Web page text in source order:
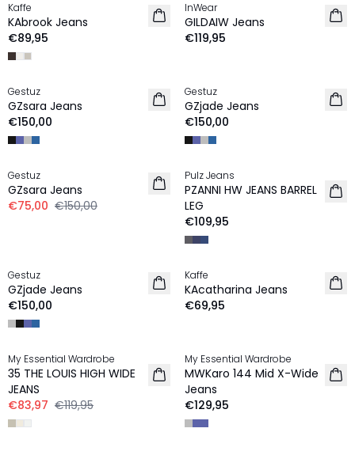
NEU
Kaffe
KAbrook Jeans
€89,95
NEU
InWear
GILDAIW Jeans
€119,95
NEU
Gestuz
GZsara Jeans
€150,00
NEU
Gestuz
GZjade Jeans
€150,00
-50%
Gestuz
GZsara Jeans
€75,00 €150,00
NEU
Pulz Jeans
PZANNI HW JEANS BARREL
LEG
€109,95
NEU
Gestuz
GZjade Jeans
€150,00
NEU
Kaffe
KAcatharina Jeans
€69,95
-30%
My Essential Wardrobe
35 THE LOUIS HIGH WIDE
JEANS
€83,97 €119,95
My Essential Wardrobe
MWKaro 144 Mid X-Wide
Jeans
€129,95